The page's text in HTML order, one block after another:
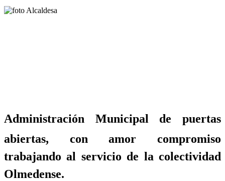
Administración Municipal de puertas
abiertas, con amor compromiso
trabajando al servicio de la colectividad
Olmedense.